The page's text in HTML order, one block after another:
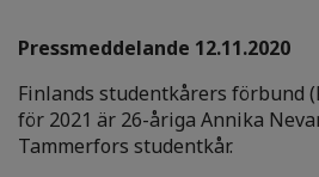
Pressmeddelande 12.11.2020
Finlands studentkårers förbund
för 2021 är 26-åriga Annika
Tammerfors studentkår.